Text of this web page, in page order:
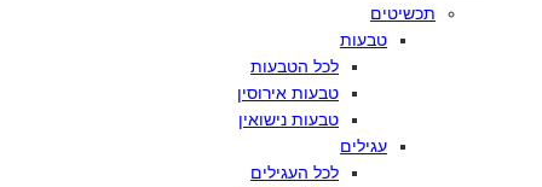
תכשיטים
טבעות
לכל הטבעות
טבעות אירוסין
טבעות נישואין
עגילים
לכל העגילים